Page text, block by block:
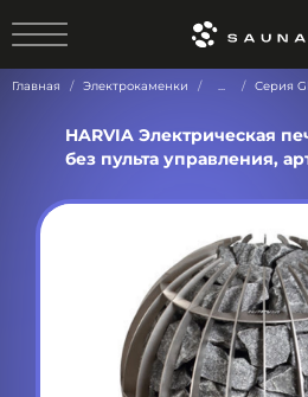
Главная Электрокаменки ... Серия
HARVIA Электрическая
без пульта управления,